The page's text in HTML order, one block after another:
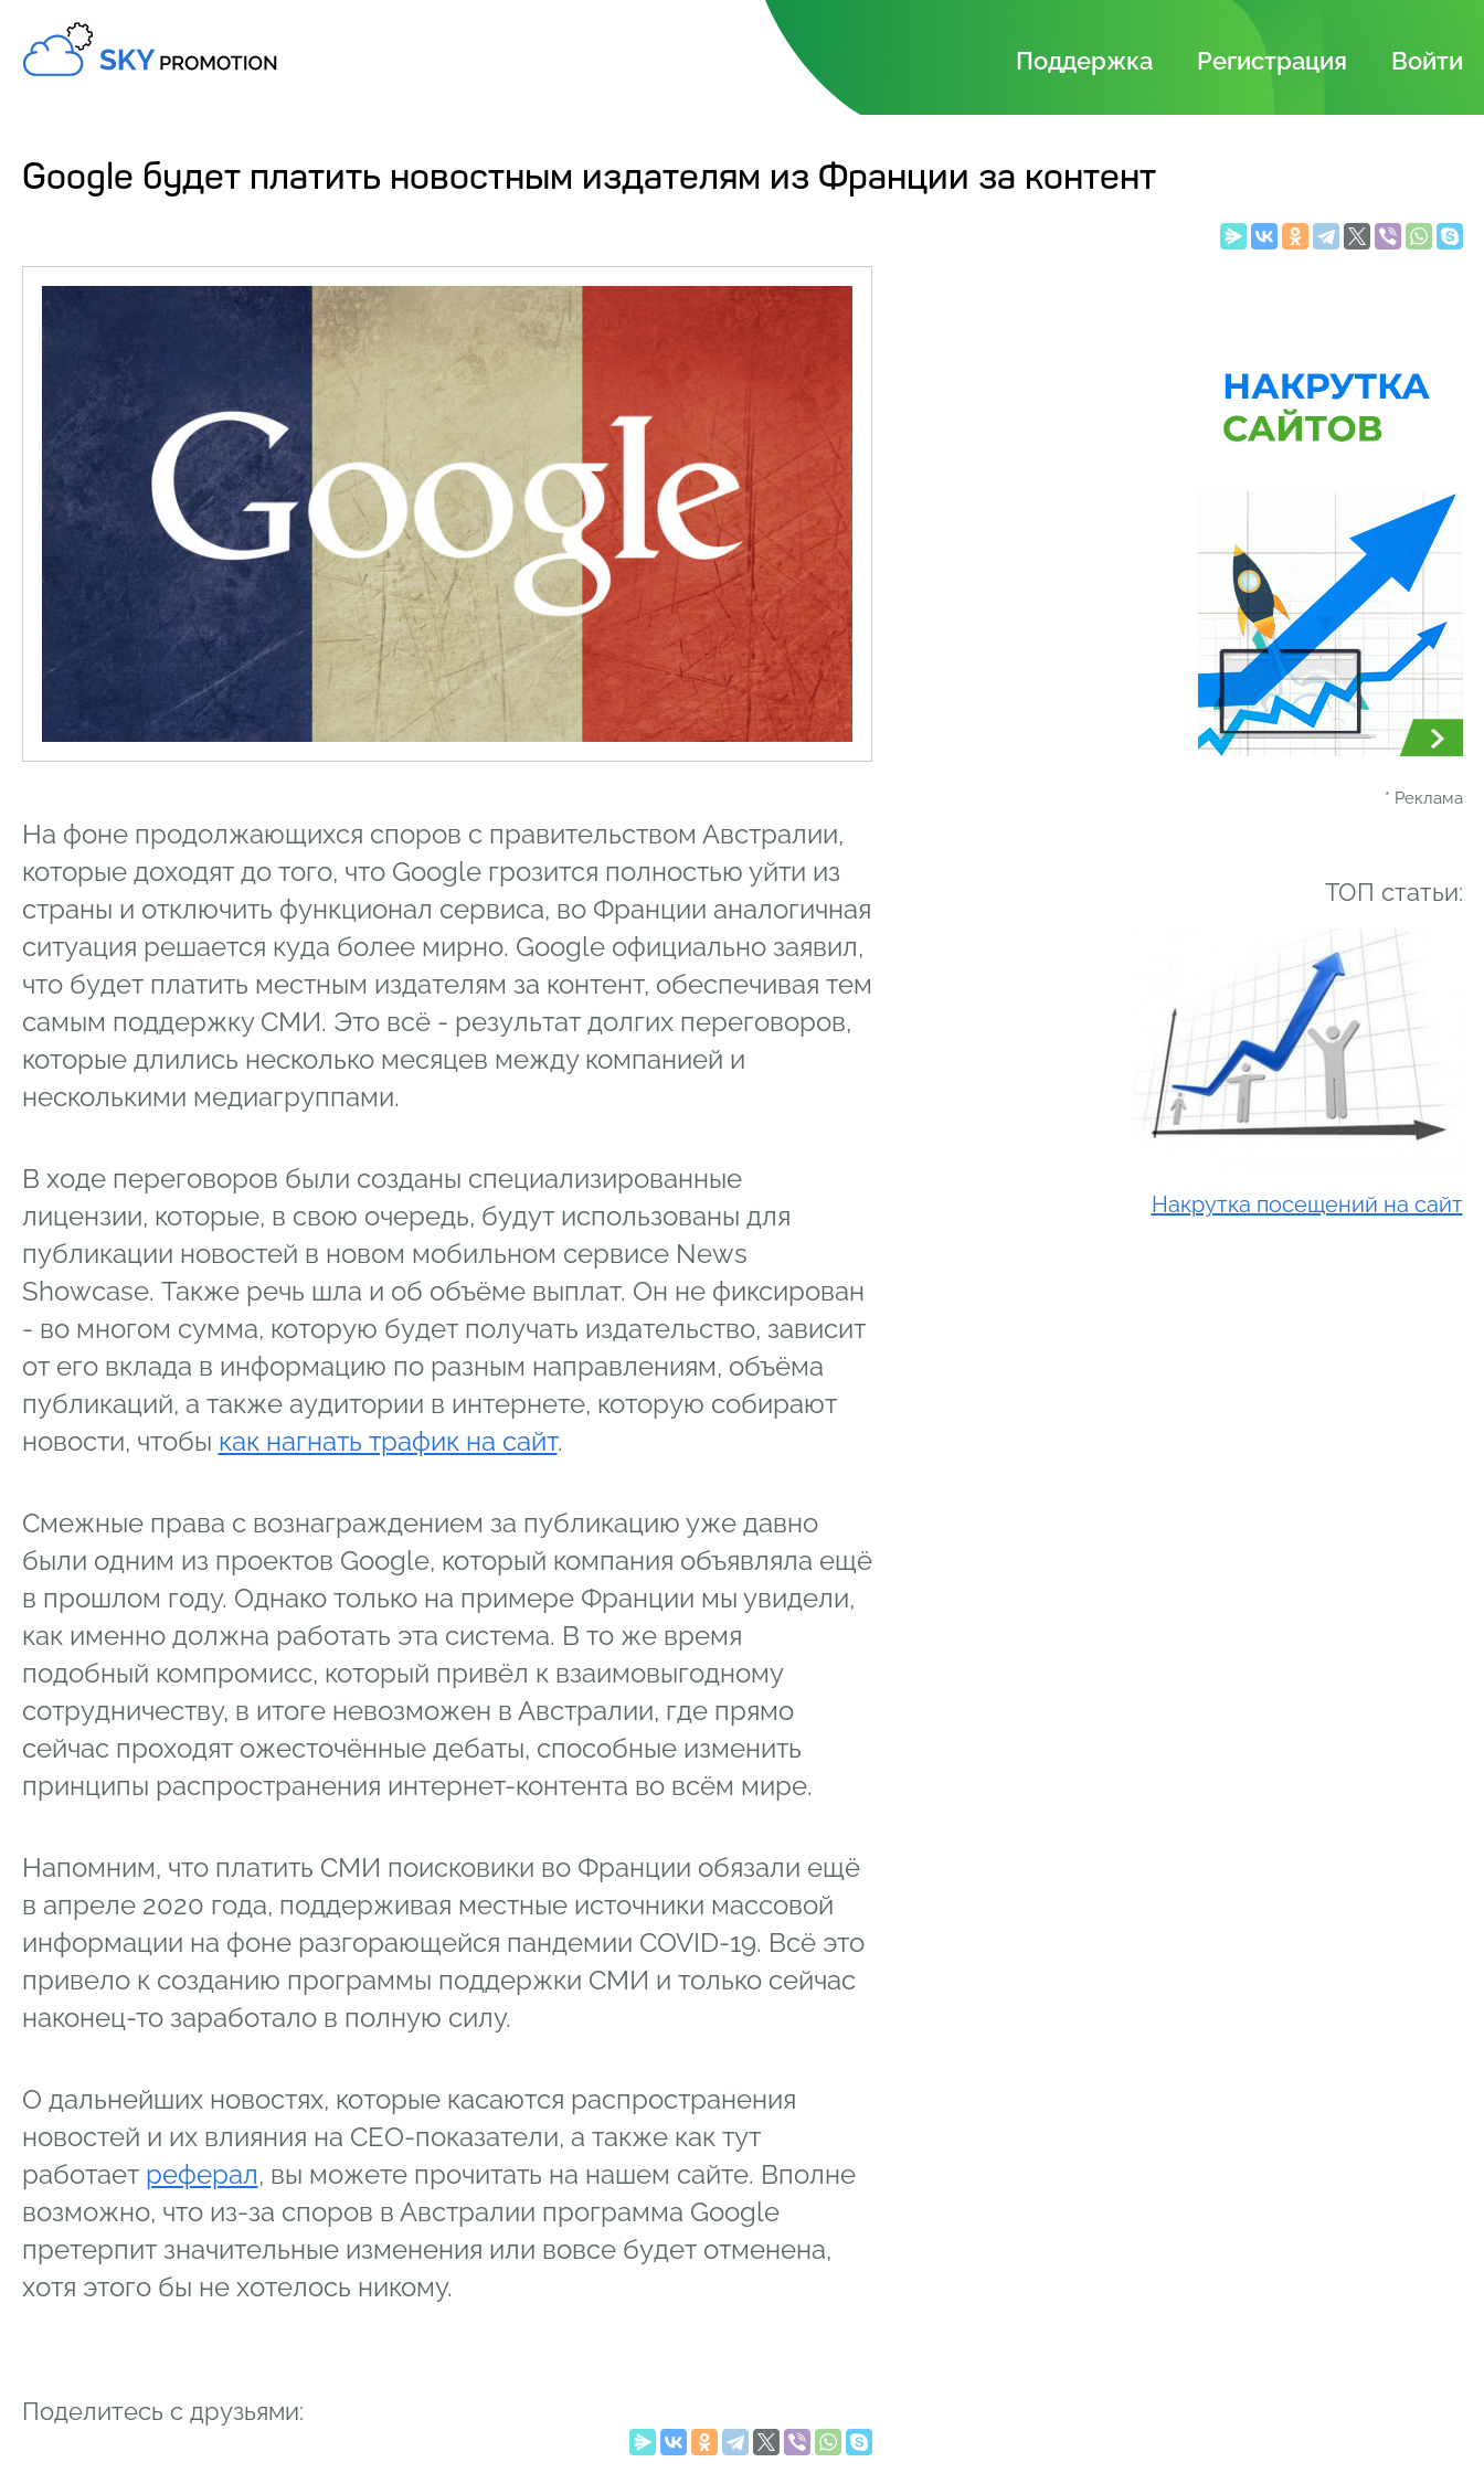
Поддержка Регистрация Войти
Google будет платить новостным издателям из Франции за контент
На фоне продолжающихся споров с правительством Австралии,
которые доходят до того, что Google грозится полностью уйти из
страны и отключить функционал сервиса, во Франции аналогичная
ситуация решается куда более мирно. Google официально заявил,
что будет платить местным издателям за контент, обеспечивая тем
самым поддержку СМИ. Это всё - результат долгих переговоров,
которые длились несколько месяцев между компанией и
несколькими медиагруппами.
В ходе переговоров были созданы специализированные
лицензии, которые, в свою очередь, будут использованы для
публикации новостей в новом мобильном сервисе News
Showcase. Также речь шла и об объёме выплат. Он не фиксирован
- во многом сумма, которую будет получать издательство, зависит
от его вклада в информацию по разным направлениям, объёма
публикаций, а также аудитории в интернете, которую собирают
новости, чтобы как нагнать трафик на сайт.
Смежные права с вознаграждением за публикацию уже давно
были одним из проектов Google, который компания объявляла ещё
в прошлом году. Однако только на примере Франции мы увидели,
как именно должна работать эта система. В то же время
подобный компромисс, который привёл к взаимовыгодному
сотрудничеству, в итоге невозможен в Австралии, где прямо
сейчас проходят ожесточённые дебаты, способные изменить
принципы распространения интернет-контента во всём мире.
Напомним, что платить СМИ поисковики во Франции обязали ещё
в апреле 2020 года, поддерживая местные источники массовой
информации на фоне разгорающейся пандемии COVID-19. Всё это
привело к созданию программы поддержки СМИ и только сейчас
наконец-то заработало в полную силу.
О дальнейших новостях, которые касаются распространения
новостей и их влияния на СЕО-показатели, а также как тут
работает реферал, вы можете прочитать на нашем сайте. Вполне
возможно, что из-за споров в Австралии программа Google
претерпит значительные изменения или вовсе будет отменена,
хотя этого бы не хотелось никому.
Поделитесь с друзьями:
* Реклама
ТОП статьи:
Накрутка посещений на сайт